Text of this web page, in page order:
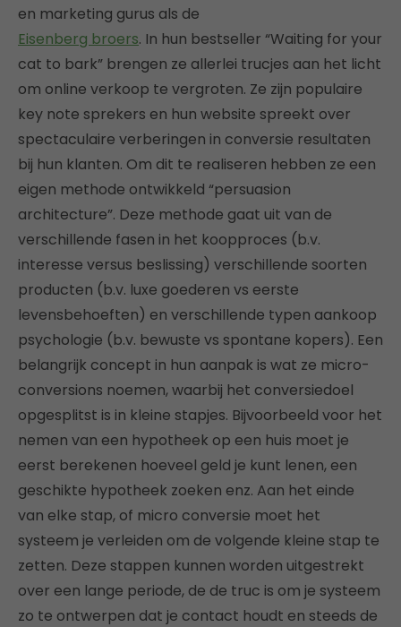
en marketing gurus als de
Eisenberg broers. In hun bestseller “Waiting for your
cat to bark” brengen ze allerlei trucjes aan het licht
om online verkoop te vergroten. Ze zijn populaire
key note sprekers en hun website spreekt over
spectaculaire verberingen in conversie resultaten
bij hun klanten. Om dit te realiseren hebben ze een
eigen methode ontwikkeld “persuasion
architecture”. Deze methode gaat uit van de
verschillende fasen in het koopproces (b.v.
interesse versus beslissing) verschillende soorten
producten (b.v. luxe goederen vs eerste
levensbehoeften) en verschillende typen aankoop
psychologie (b.v. bewuste vs spontane kopers). Een
belangrijk concept in hun aanpak is wat ze micro-
conversions noemen, waarbij het conversiedoel
opgesplitst is in kleine stapjes. Bijvoorbeeld voor het
nemen van een hypotheek op een huis moet je
eerst berekenen hoeveel geld je kunt lenen, een
geschikte hypotheek zoeken enz. Aan het einde
van elke stap, of micro conversie moet het
systeem je verleiden om de volgende kleine stap te
zetten. Deze stappen kunnen worden uitgestrekt
over een lange periode, de de truc is om je systeem
zo te ontwerpen dat je contact houdt en steeds de